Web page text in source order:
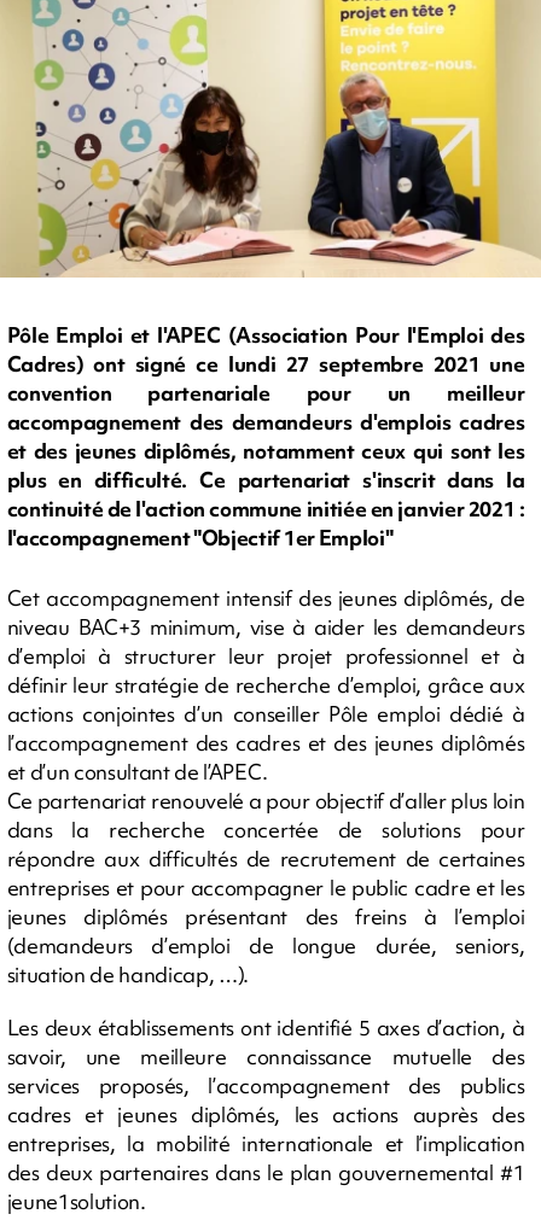
Pôle Emploi et l'APEC (Association Pour l'Emploi des
Cadres) ont signé ce lundi 27 septembre 2021 une
convention partenariale pour un meilleur
accompagnement des demandeurs d'emplois cadres
et des jeunes diplômés, notamment ceux qui sont les
plus en difficulté. Ce partenariat s'inscrit dans la
continuité de l'action commune initiée en janvier 2021 :
l'accompagnement "Objectif 1er Emploi"
Cet accompagnement intensif des jeunes diplômés, de
niveau BAC+3 minimum, vise à aider les demandeurs
d’emploi à structurer leur projet professionnel et à
définir leur stratégie de recherche d’emploi, grâce aux
actions conjointes d’un conseiller Pôle emploi dédié à
l’accompagnement des cadres et des jeunes diplômés
et d’un consultant de l’APEC.
Ce partenariat renouvelé a pour objectif d’aller plus loin
dans la recherche concertée de solutions pour
répondre aux difficultés de recrutement de certaines
entreprises et pour accompagner le public cadre et les
jeunes diplômés présentant des freins à l’emploi
(demandeurs d’emploi de longue durée, seniors,
situation de handicap, …).
Les deux établissements ont identifié 5 axes d’action, à
savoir, une meilleure connaissance mutuelle des
services proposés, l’accompagnement des publics
cadres et jeunes diplômés, les actions auprès des
entreprises, la mobilité internationale et l’implication
des deux partenaires dans le plan gouvernemental #1
jeune1solution.